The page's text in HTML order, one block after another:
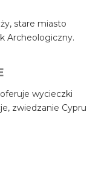
stare miasto
Archeologiczny.
wycieczki
zwiedzanie Cypru